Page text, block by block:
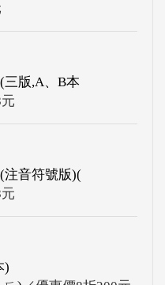
版,A、B本
注音符號版)(
)